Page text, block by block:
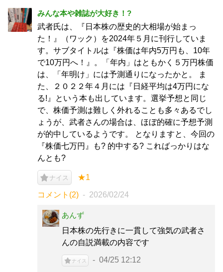
みんな本や雑誌が大好き！?
武者氏は、『日本株の歴史的大相場が始まっ
た！』（ワック）を2024年５月に刊行していま
す。サブタイトルは『株価は年内5万円も、10年
で10万円へ！』。「年内」はともかく５万円株価
は、「年明け」には予測通りになったかと。 ま
た、２０２２年４月には『日経平均は4万円にな
る!』という本も出しています。選挙予想と同じ
で、株価予測は難しく外れることも多々あるでし
ょうが、武者さんの場合は、ほぼ的確に予想予測
が的中しているようです。 となりますと、今回の
『株価七万円』も? 的中する? こればっかりはな
んとも?
ナイス ★1
コメント(2) 2026/02/24
あんず
日本株の先行きに一貫して強気の武者さ
んの自説満載の内容です
ナイス 04/25 12:12